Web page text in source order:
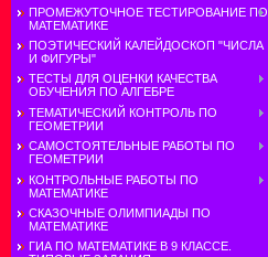
ПРОМЕЖУТОЧНОЕ ТЕСТИРОВАНИЕ ПО
МАТЕМАТИКЕ
ПОЭТИЧЕСКИЙ КАЛЕЙДОСКОП "ЧИСЛА
И ФИГУРЫ"
ТЕСТЫ ДЛЯ ОЦЕНКИ КАЧЕСТВА
ОБУЧЕНИЯ ПО АЛГЕБРЕ
ТЕМАТИЧЕСКИЙ КОНТРОЛЬ ПО
ГЕОМЕТРИИ
САМОСТОЯТЕЛЬНЫЕ РАБОТЫ ПО
ГЕОМЕТРИИ
КОНТРОЛЬНЫЕ РАБОТЫ ПО
МАТЕМАТИКЕ
СКАЗОЧНЫЕ ОЛИМПИАДЫ ПО
МАТЕМАТИКЕ
ГИА ПО МАТЕМАТИКЕ В 9 КЛАССЕ.